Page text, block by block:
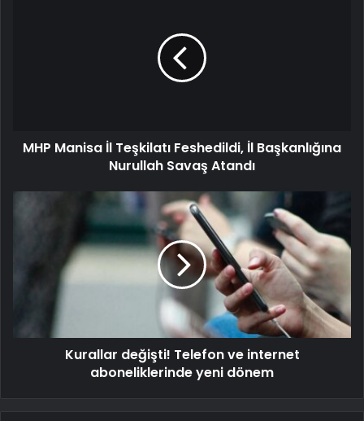
MHP Manisa İl Teşkilatı Feshedildi, İl Başkanlığına
Nurullah Savaş Atandı
Kurallar değişti! Telefon ve internet
aboneliklerinde yeni dönem